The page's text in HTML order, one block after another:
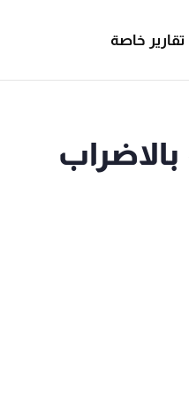
تقارير خاصة
بالاضراب